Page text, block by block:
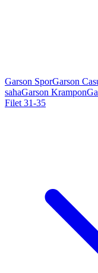
Garson SporGarson
sahaGarson Krampon
Filet 31-35